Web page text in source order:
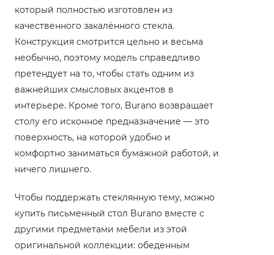
который полностью изготовлен из
качественного закалённого стекла.
Конструкция смотрится цельно и весьма
необычно, поэтому модель справедливо
претендует на то, чтобы стать одним из
важнейших смысловых акцентов в
интерьере. Кроме того, Burano возвращает
столу его исконное предназначение — это
поверхность, на которой удобно и
комфортно заниматься бумажной работой, и
ничего лишнего.
Чтобы поддержать стеклянную тему, можно
купить письменный стол Burano вместе с
другими предметами мебели из этой
оригинальной коллекции: обеденным